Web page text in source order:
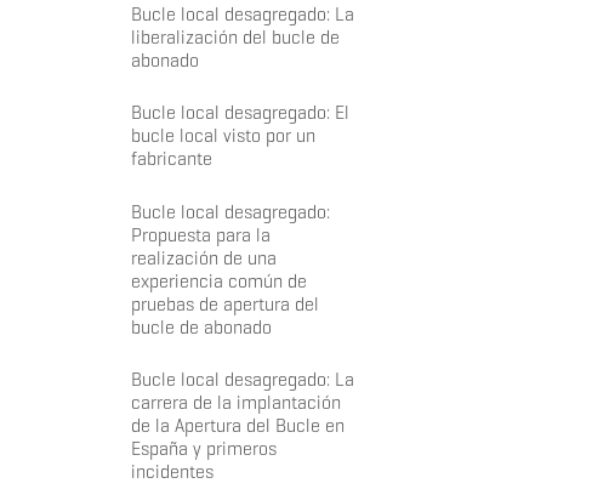
Bucle local desagregado: La
liberalización del bucle de
abonado
Bucle local desagregado: El
bucle local visto por un
fabricante
Bucle local desagregado:
Propuesta para la
realización de una
experiencia común de
pruebas de apertura del
bucle de abonado
Bucle local desagregado: La
carrera de la implantación
de la Apertura del Bucle en
España y primeros
incidentes